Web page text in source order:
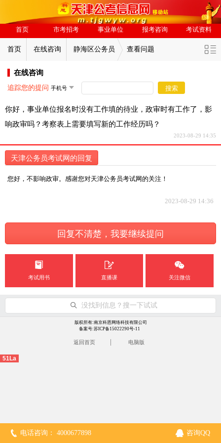
首页 市考招考 事业单位 报考咨询 考试资料
首页 在线咨询 静海区公务员 查看问题
在线咨询
追踪您的提问 搜索
你好，事业单位报名时没有工作填的待业，政审时有工作了，影
响政审吗？考察表上需要填写新的工作经历吗？
2023-08-29 14:35
天津公务员考试网的回复
您好，不影响政审。感谢您对天津公务员考试网的关注！
2023-08-29 14:36
回复不清楚，我要继续提问
考试用书 直播课 关注微信
没找到信息？搜一下试试
版权所有:南京科恩网络科技有限公司
备案号:苏ICP备15022290号-11
返回首页 电脑版
电话咨询： 4000677898 咨询QQ
51La